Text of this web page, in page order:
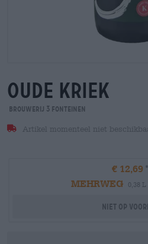
oude kriek
Brouwerij 3 Fonteinen
Artikel momenteel niet
€ 12,69
MEHRWEG
0,38 L
Niet op